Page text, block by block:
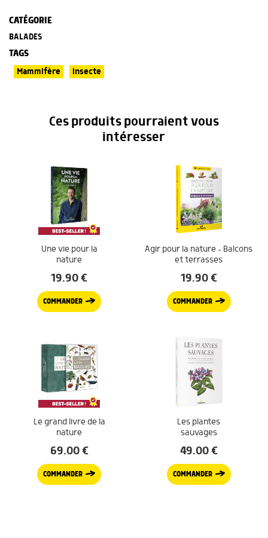
CATÉGORIE
BALADES
TAGS
Mammifère Insecte
Ces produits pourraient vous
intéresser
Une vie pour la
nature
19.90€
COMMANDER
Agir pour la nature – Balcons
et terrasses
19.90€
COMMANDER
Le grand livre de la
nature
69.00€
COMMANDER
Les plantes
sauvages
49.00€
COMMANDER